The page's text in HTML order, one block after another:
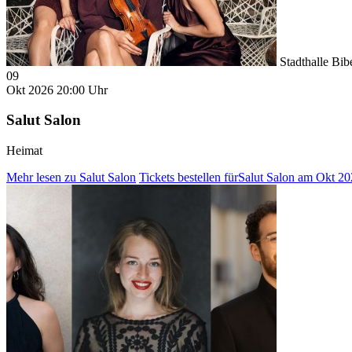
Stadthalle
09
Okt 2026 20:00 Uhr
Salut Salon
Heimat
Mehr lesen zu Salut Salon Tickets bestellen fürSalut Salon am Okt